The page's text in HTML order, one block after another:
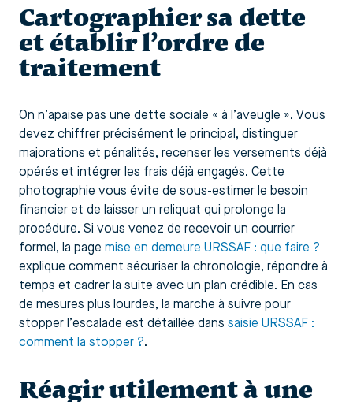
Cartographier sa dette
et établir l’ordre de
traitement
On n’apaise pas une dette sociale « à l’aveugle ». Vous
devez chiffrer précisément le principal, distinguer
majorations et pénalités, recenser les versements déjà
opérés et intégrer les frais déjà engagés. Cette
photographie vous évite de sous-estimer le besoin
financier et de laisser un reliquat qui prolonge la
procédure. Si vous venez de recevoir un courrier
formel, la page mise en demeure URSSAF : que faire ?
explique comment sécuriser la chronologie, répondre à
temps et cadrer la suite avec un plan crédible. En cas
de mesures plus lourdes, la marche à suivre pour
stopper l’escalade est détaillée dans saisie URSSAF :
comment la stopper ?.
Réagir utilement à une